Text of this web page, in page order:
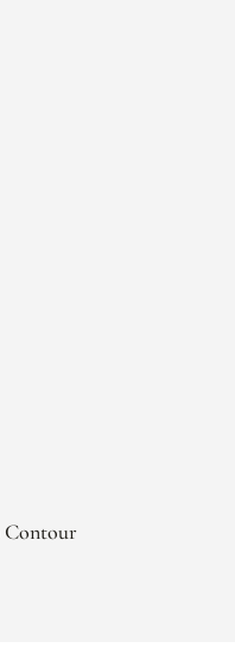
Contour